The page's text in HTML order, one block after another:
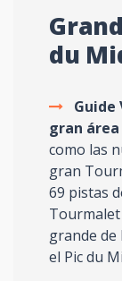
du
Guide
gran
como las
gran
69 pistas
Tourmalet
grande de
el Pic du